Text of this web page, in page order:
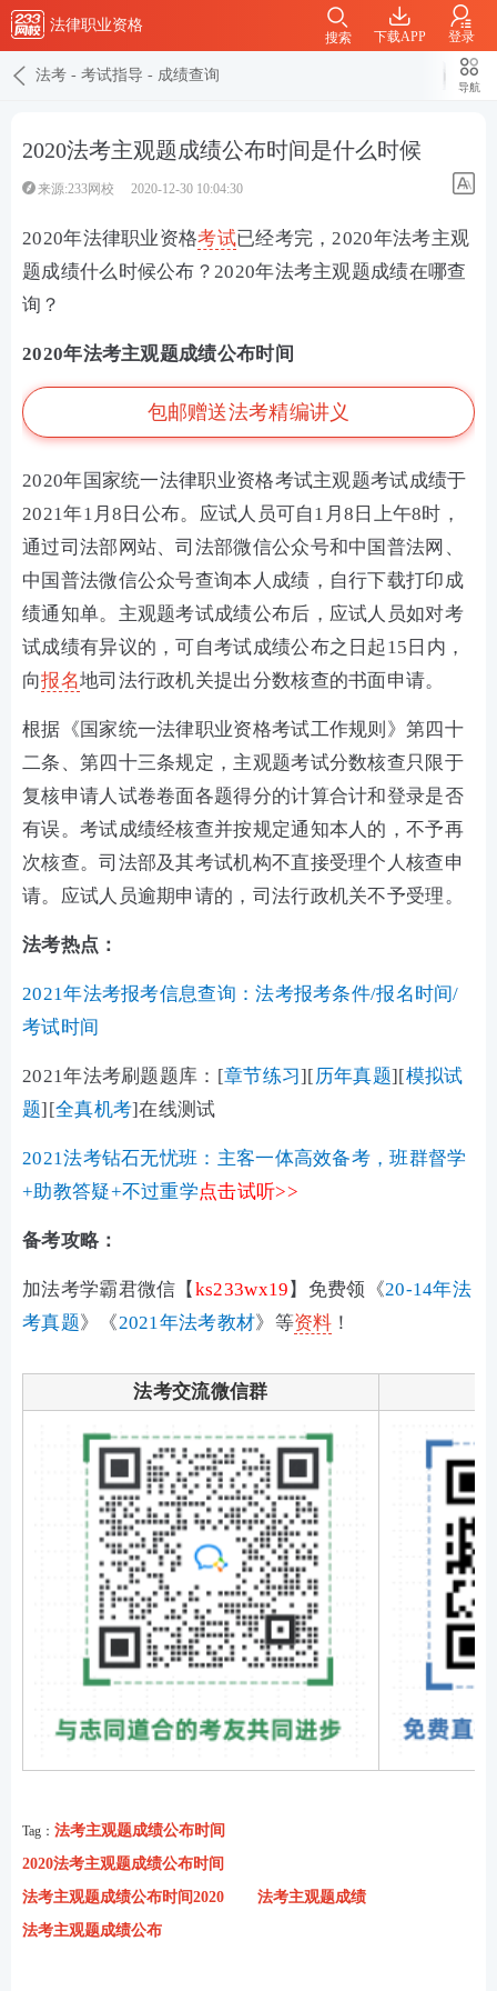
法律职业资格
下载APP 登录
搜索
法考 - 考试指导 - 成绩查询
导航
2020法考主观题成绩公布时间是什么时候
来源:233网校 2020-12-30 10:04:30
2020年法律职业资格考试已经考完，2020年法考主观
题成绩什么时候公布？2020年法考主观题成绩在哪查
询？
2020年法考主观题成绩公布时间
包邮赠送法考精编讲义
2020年国家统一法律职业资格考试主观题考试成绩于
2021年1月8日公布。应试人员可自1月8日上午8时，
通过司法部网站、司法部微信公众号和中国普法网、
中国普法微信公众号查询本人成绩，自行下载打印成
绩通知单。主观题考试成绩公布后，应试人员如对考
试成绩有异议的，可自考试成绩公布之日起15日内，
向报名地司法行政机关提出分数核查的书面申请。
根据《国家统一法律职业资格考试工作规则》第四十
二条、第四十三条规定，主观题考试分数核查只限于
复核申请人试卷卷面各题得分的计算合计和登录是否
有误。考试成绩经核查并按规定通知本人的，不予再
次核查。司法部及其考试机构不直接受理个人核查申
请。应试人员逾期申请的，司法行政机关不予受理。
法考热点：
2021年法考报考信息查询：法考报考条件/报名时间/
考试时间
2021年法考刷题题库：[章节练习][历年真题][模拟试
题][全真机考]在线测试
2021法考钻石无忧班：主客一体高效备考，班群督学
+助教答疑+不过重学点击试听>>
备考攻略：
加法考学霸君微信【 ks233wx19 】免费领《20-14年法
考真题》《2021年法考教材》等资料 ！
法考交流微信群
Tag： 法考主观题成绩公布时间
2020法考主观题成绩公布时间
法考主观题成绩公布时间2020
法考主观题成绩
法考主观题成绩公布